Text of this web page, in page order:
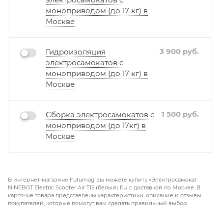
моноприводом (до 17 кг) в
Москве
Гидроизоляция
электросамокатов с
моноприводом (до 17 кг) в
Москве
3 900 руб.
Сборка электросамокатов с
моноприводом (до 17кг) в
Москве
1 500 руб.
В интернет-магазине Futumag вы можете купить «Электросамокат
NINEBOT Electric Scooter Air T15 (белый) EU с доставкой по Москве. В
карточке товара представлены характеристики, описание и отзывы
покупателей, которые помогут вам сделать правильный выбор.